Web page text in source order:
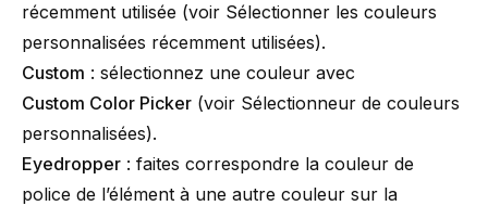
récemment utilisée (voir Sélectionner les couleurs
personnalisées récemment utilisées).
Custom : sélectionnez une couleur avec
Custom Color Picker (voir Sélectionneur de couleurs
personnalisées).
Eyedropper : faites correspondre la couleur de
police de l’élément à une autre couleur sur la